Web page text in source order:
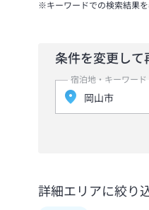
※キーワードでの検索結果を
条件を変更して
宿泊地・キーワード
詳細エリアに絞り